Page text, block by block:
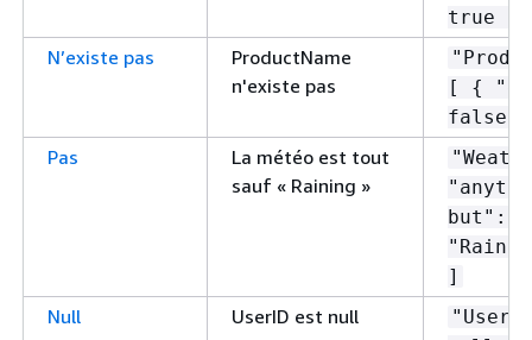
true }
N’existe pas
ProductName
n'existe pas
[ {
false
Pas
La météo est tout
sauf « Raining »
but": [
]
Null UserID est null